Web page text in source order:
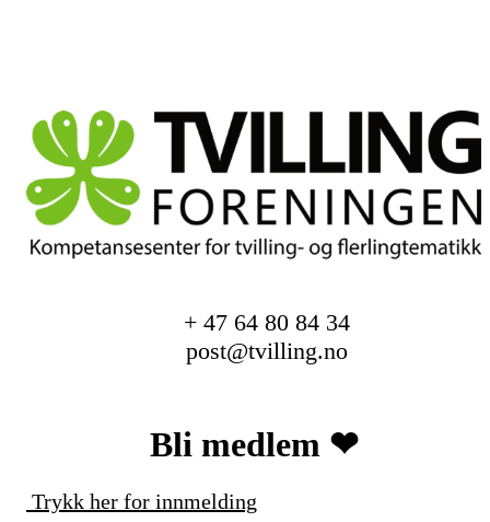
+ 47 64 80 84 34
post@tvilling.no
Bli medlem ❤︎
Trykk her for innmelding